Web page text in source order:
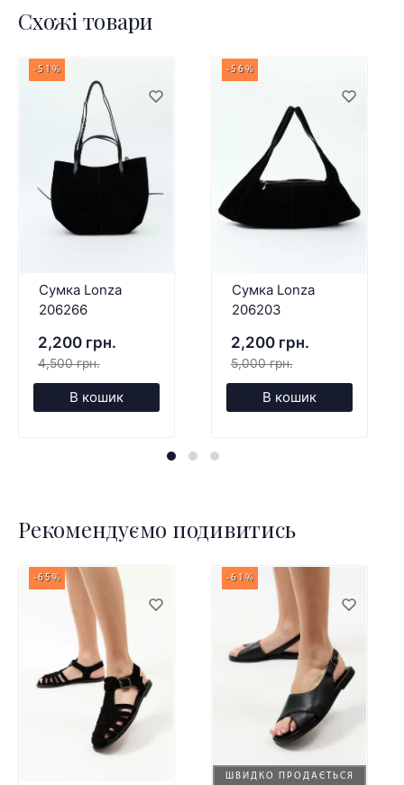
Схожі товари
-51%
Сумка Lonza
206266
2,200 грн.
4,500 грн.
В кошик
-56%
Сумка Lonza
206203
2,200 грн.
5,000 грн.
В кошик
Рекомендуємо подивитись
-65%
ШВИДКО ПРОДАЄТЬСЯ
-61%